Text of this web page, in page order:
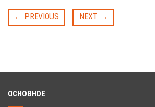
← PREVIOUS NEXT →
ОСНОВНОЕ